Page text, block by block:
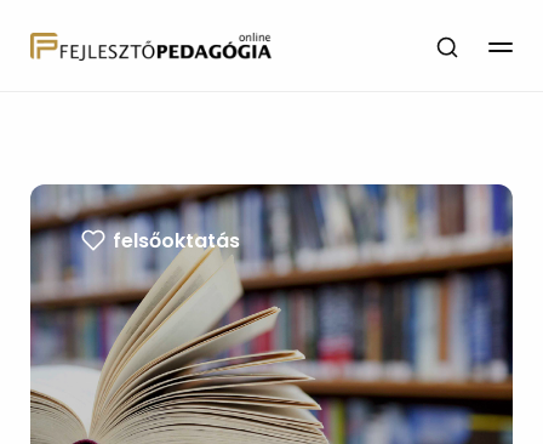
felsőoktatás